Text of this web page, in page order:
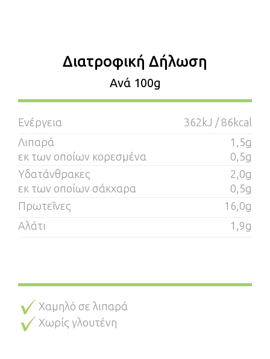
Διατροφική Δήλωση
Aνά 100g
Ενέργεια
362kJ / 86kcal
Λιπαρά
1,5g
εκ των οποίων κορεσμένα
0,5g
Υδατάνθρακες
2,0g
εκ των οποίων σάκχαρα
0,5g
Πρωτεΐνες
16,0g
Αλάτι
1,9g
Χαμηλό σε λιπαρά
Χωρίς γλουτένη